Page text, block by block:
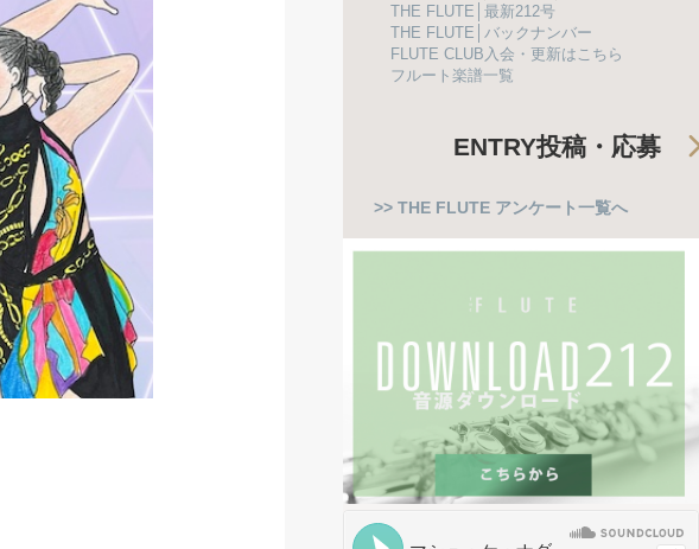
THE FLUTE│最新212号
THE FLUTE│バックナンバー
FLUTE CLUB入会・更新はこちら
フルート楽譜一覧
ENTRY投稿・応募
>> THE FLUTE アンケート一覧へ